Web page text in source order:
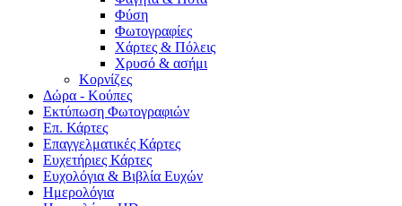
Φύση
Φωτογραφίες
Χάρτες & Πόλεις
Χρυσό & ασήμι
Κορνίζες
Δώρα - Κούπες
Εκτύπωση Φωτογραφιών
Επ. Κάρτες
Επαγγελματικές Κάρτες
Ευχετήριες Κάρτες
Ευχολόγια & Βιβλία Ευχών
Ημερολόγια